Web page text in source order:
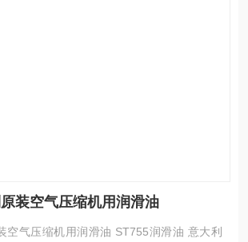
装空气压缩机用润滑油
用润滑油 ST755润滑油 意大利